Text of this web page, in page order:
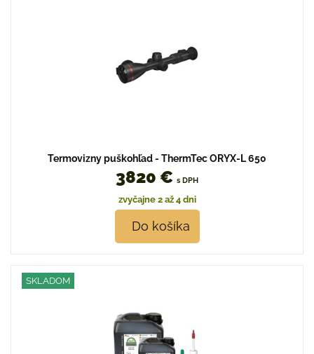
Termovizny puškohľad - ThermTec ORYX-L 650
3820 € s DPH
zvyčajne 2 až 4 dni
Do košíka
SKLADOM